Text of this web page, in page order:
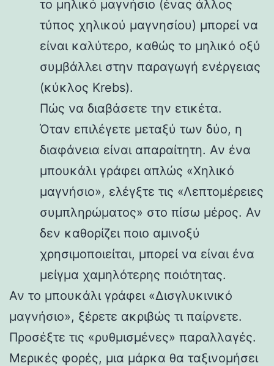
το μηλικό μαγνήσιο (ένας άλλος
τύπος χηλικού μαγνησίου) μπορεί να
είναι καλύτερο, καθώς το μηλικό οξύ
συμβάλλει στην παραγωγή ενέργειας
(κύκλος Krebs).
Πώς να διαβάσετε την ετικέτα.
Όταν επιλέγετε μεταξύ των δύο, η
διαφάνεια είναι απαραίτητη. Αν ένα
μπουκάλι γράφει απλώς «Χηλικό
μαγνήσιο», ελέγξτε τις «Λεπτομέρειες
συμπληρώματος» στο πίσω μέρος. Αν
δεν καθορίζει ποιο αμινοξύ
χρησιμοποιείται, μπορεί να είναι ένα
μείγμα χαμηλότερης ποιότητας.
Αν το μπουκάλι γράφει «Δισγλυκινικό
μαγνήσιο», ξέρετε ακριβώς τι παίρνετε.
Προσέξτε τις «ρυθμισμένες» παραλλαγές.
Μερικές φορές, μια μάρκα θα ταξινομήσει